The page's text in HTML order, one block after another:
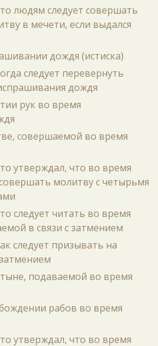
людям следует совершать
в мечети, если выдался
дождя (истиска)
следует перевернуть
дождя
рук во время
совершаемой во время
утверждал, что во время
молитву с четырьмя
следует читать во время
в связи с затмением
следует призывать на
подаваемой во время
рабов во время
утверждал, что во время